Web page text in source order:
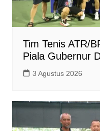
Tim Tenis ATR/
Piala Gubernur
3 Agustus 2026